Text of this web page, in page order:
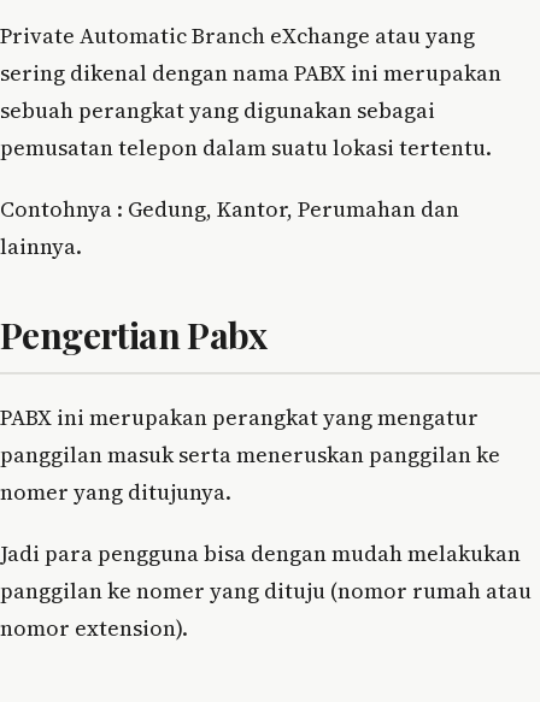
Private Automatic Branch eXchange atau yang
sering dikenal dengan nama PABX ini merupakan
sebuah perangkat yang digunakan sebagai
pemusatan telepon dalam suatu lokasi tertentu.
Contohnya : Gedung, Kantor, Perumahan dan
lainnya.
Pengertian Pabx
PABX ini merupakan perangkat yang mengatur
panggilan masuk serta meneruskan panggilan ke
nomer yang ditujunya.
Jadi para pengguna bisa dengan mudah melakukan
panggilan ke nomer yang dituju (nomor rumah atau
nomor extension).